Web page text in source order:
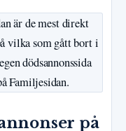
är de mest direkt
vilka som gått bort i
dödsannonssida
Familjesidan.
på